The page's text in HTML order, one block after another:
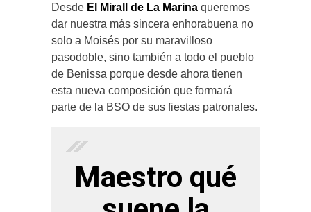
Desde El Mirall de La Marina queremos
dar nuestra más sincera enhorabuena no
solo a Moisés por su maravilloso
pasodoble, sino también a todo el pueblo
de Benissa porque desde ahora tienen
esta nueva composición que formará
parte de la BSO de sus fiestas patronales.
Maestro qué